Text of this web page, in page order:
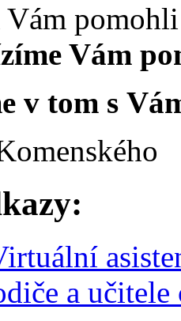
Vám
v tom s
a